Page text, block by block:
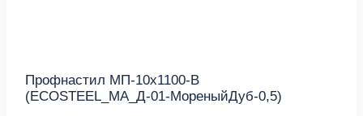
Профнастил МП-10х1100-B
(ECOSTEEL_MA_Д-01-МореныйДуб-0,5)